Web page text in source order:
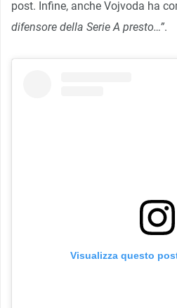
post. Infine, anche Vojvoda ha
difensore della Serie A presto…”.
Visualizza questo